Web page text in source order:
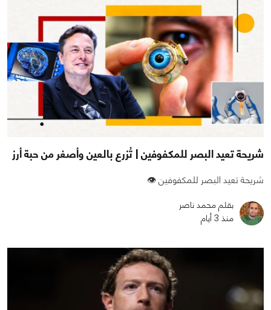
شريحة تعيد البصر للمكفوفين | تُزرع بالعين وأصغر من حبة أرز
شريحة تعيد البصر للمكفوفين 👁️
بقلم محمد ناصر
منذ 3 أيام